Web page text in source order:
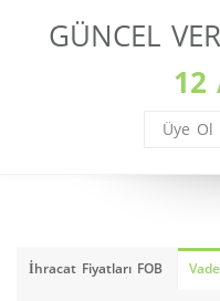
GÜNCEL
12
Üye Ol
İhracat Fiyatları FOB